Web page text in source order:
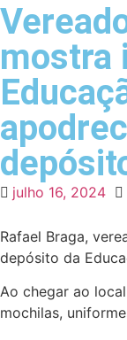
mostra
julho 16, 2024
Rafael Braga,
depósito da
Ao chegar ao
mochilas,